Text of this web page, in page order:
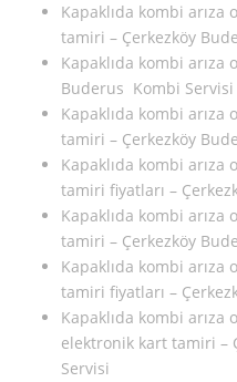
Kapaklıda kombi
tamiri – Çerkezköy
Kapaklıda kombi arıza
Buderus Kombi Servisi
Kapaklıda kombi
tamiri – Çerkezköy
Kapaklıda kombi
tamiri fiyatları –
Kapaklıda kombi
tamiri – Çerkezköy
Kapaklıda kombi
tamiri fiyatları –
Kapaklıda kombi
elektronik kart tamiri –
Servisi